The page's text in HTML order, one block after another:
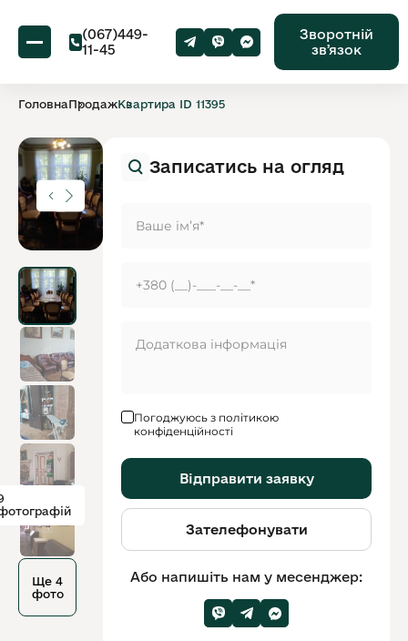
(067)449-
11-45
Зворотній
звʼязок
ГоловнаПродажКвартира ID 11395
Ще 4
фото
Записатись на огляд
Погоджуюсь з політикою
конфіденційності
Відправити заявку
Зателефонувати
Або напишіть нам у месенджер: